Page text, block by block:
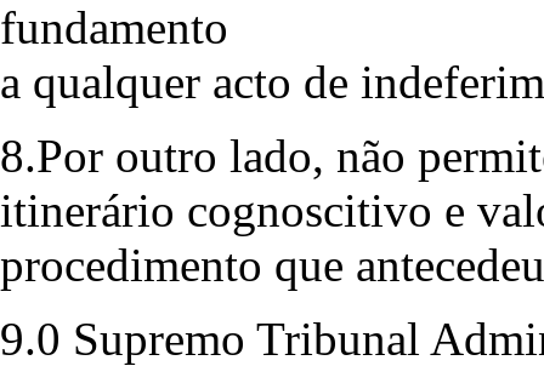
fundamento
a qualquer acto de
8.Por outro lado, não
itinerário cognoscitivo e
procedimento que
9.0 Supremo Tribunal